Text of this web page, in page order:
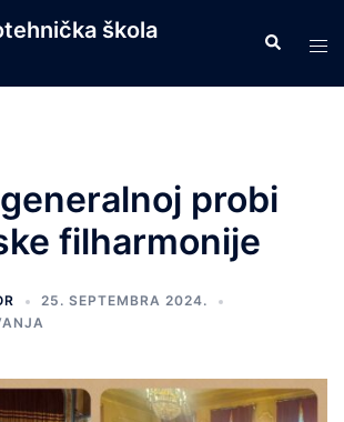
škola
Search
probi
filharmonije
25. SEPTEMBRA 2024.